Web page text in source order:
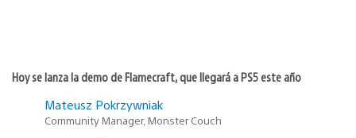
Hoy se lanza la demo de Flamecraft, que llegará a PS5 este año
Mateusz Pokrzywniak
Community Manager, Monster Couch